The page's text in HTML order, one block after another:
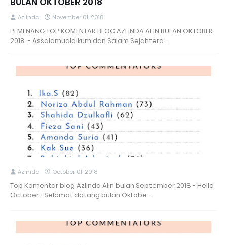
Azlinda November 01, 2018
PEMENANG TOP KOMENTAR BLOG AZLINDA ALIN BULAN OKTOBER
2018 - Assalamualaikum dan Salam Sejahtera…
Azlinda October 01, 2018
Top Komentar blog Azlinda Alin bulan September 2018 - Hello
October ! Selamat datang bulan Oktobe…